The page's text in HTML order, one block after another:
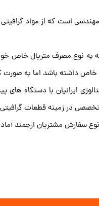
است که از مواد
به نوع مصرف متریال خاص
داشته باشد اما به صورت
ایرانیان با دستگاه های
در زمینه قطعات
سفارش مشتریان ارجمند